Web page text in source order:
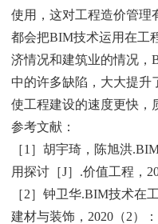
使用，这对工程造价管理
都会把BIM技术运用在工
济情况和建筑业的情况，
中的许多缺陷，大大提升
使工程建设的速度更快，
参考文献：
［1］胡宇琦，陈旭洪
用探讨［J］.价值工程，
［2］钟卫华.BIM技术在
建材与装饰，2020（2）：